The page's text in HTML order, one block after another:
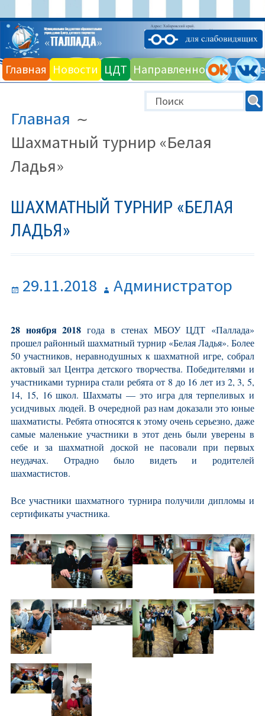
Перейти
к
содержимому
Главная Новости ЦДТ Направленности
НА
САЙТЕ
(ХЛЕБНЫЕ
КРОШКИ)
Главная
Шахматный турнир «Белая
Ладья»
ШАХМАТНЫЙ ТУРНИР «БЕЛАЯ
ЛАДЬЯ»
Опубликовано
29.11.2018 Автор
Администратор
28 ноября 2018 года в стенах МБОУ ЦДТ «Паллада»
прошел районный шахматный турнир «Белая Ладья». Более
50 участников, неравнодушных к шахматной игре, собрал
актовый зал Центра детского творчества. Победителями и
участниками турнира стали ребята от 8 до 16 лет из 2, 3, 5,
14, 15, 16 школ. Шахматы — это игра для терпеливых и
усидчивых людей. В очередной раз нам доказали это юные
шахматисты. Ребята относятся к этому очень серьезно, даже
самые маленькие участники в этот день были уверены в
себе и за шахматной доской не пасовали при первых
неудачах. Отрадно было видеть и родителей
шахмастистов.
Все участники шахматного турнира получили дипломы и
сертификаты участника.